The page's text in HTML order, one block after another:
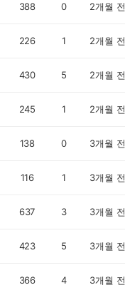
388 0 2개월 전
226 1 2개월 전
430 5 2개월 전
245 1 2개월 전
138 0 3개월 전
116 1 3개월 전
637 3 3개월 전
423 5 3개월 전
366 4 3개월 전